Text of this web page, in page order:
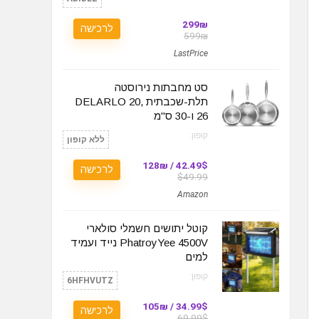
299₪
599₪
LastPrice
לרכישה
סט מחבתות נירוסטה
תלת-שכבתית DELARLO 20,
26 ו-30 ס"מ
קופון: ללא קופון
42.49$ / 128₪
$49.99
Amazon
לרכישה
קוטל יתושים חשמלי סולארי
PhatroyYee 4500V נייד ועמיד
למים
קופון: 6HFHVUTZ
34.99$ / 105₪
לרכישה